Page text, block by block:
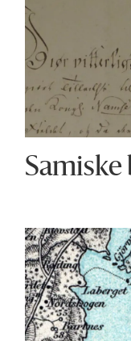
Samiske